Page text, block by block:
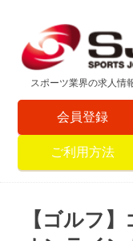
スポーツ業界の求人情
会員登録
ご利用方法
【ゴルフ